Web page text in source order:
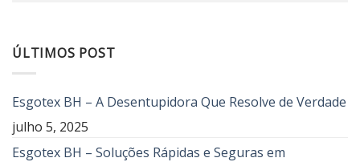
ÚLTIMOS POST
Esgotex BH – A Desentupidora Que Resolve de Verdade
julho 5, 2025
Esgotex BH – Soluções Rápidas e Seguras em